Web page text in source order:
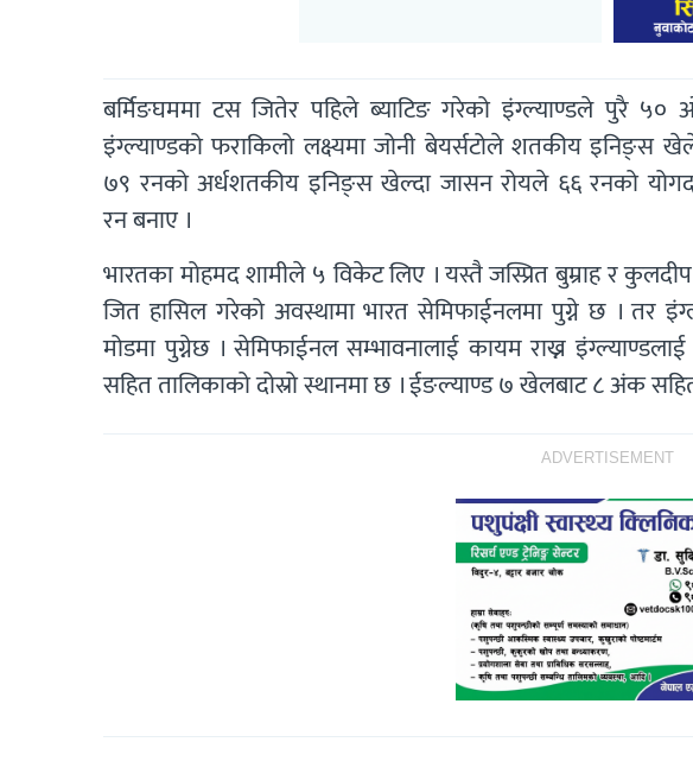
बर्मिङघममा टस जितेर पहिले ब्याटिङ गरेको इंग्ल्याण्डले पुरै
इंग्ल्याण्डको फराकिलो लक्ष्यमा जोनी बेयर्सटोले शतकीय इनिङ्स
७९ रनको अर्धशतकीय इनिङ्स खेल्दा जासन रोयले ६६ रनको
रन बनाए ।
भारतका मोहमद शामीले ५ विकेट लिए । यस्तै जस्प्रित बुम्राह र
जित हासिल गरेको अवस्थामा भारत सेमिफाईनलमा पुग्ने छ । तर
मोडमा पुग्नेछ । सेमिफाईनल सम्भावनालाई कायम राख्न
सहित तालिकाको दोस्रो स्थानमा छ । ईङल्याण्ड ७ खेलबाट ८ अंक
ADVERTISEMENT